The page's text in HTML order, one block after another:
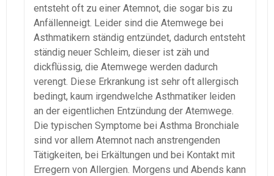
entsteht oft zu einer Atemnot, die sogar bis zu
Anfällenneigt. Leider sind die Atemwege bei
Asthmatikern ständig entzündet, dadurch entsteht
ständig neuer Schleim, dieser ist zäh und
dickflüssig, die Atemwege werden dadurch
verengt. Diese Erkrankung ist sehr oft allergisch
bedingt, kaum irgendwelche Asthmatiker leiden
an der eigentlichen Entzündung der Atemwege.
Die typischen Symptome bei Asthma Bronchiale
sind vor allem Atemnot nach anstrengenden
Tätigkeiten, bei Erkältungen und bei Kontakt mit
Erregern von Allergien. Morgens und Abends kann